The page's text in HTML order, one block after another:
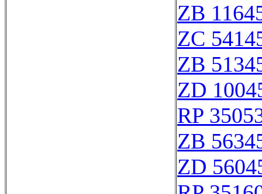
ZB
ZC
ZB
ZD
RP
ZB
ZD